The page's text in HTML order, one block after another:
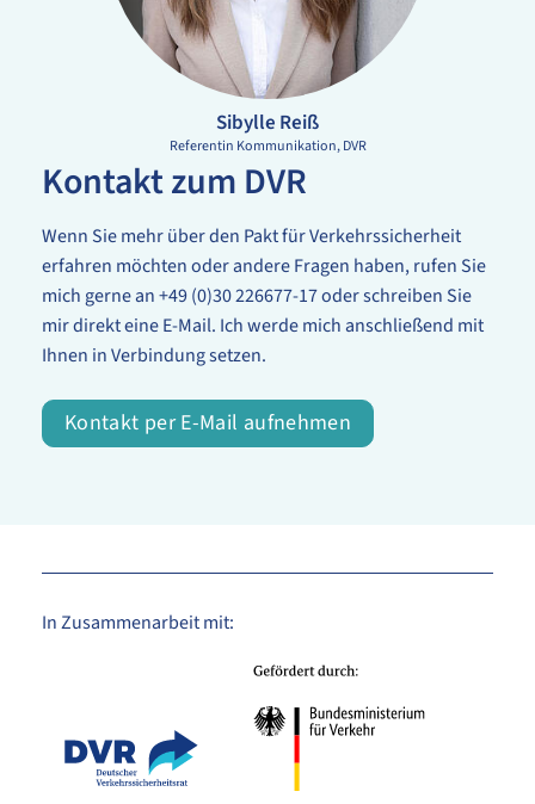
Sibylle Reiß
Referentin Kommunikation DVR
Kontakt zum DVR
Wenn Sie mehr über den Pakt für Verkehrssicherheit
erfahren möchten oder andere Fragen haben, rufen Sie
mich gerne an +49 (0)30 226677-17 oder schreiben Sie
mir direkt eine E-Mail. Ich werde mich anschließend mit
Ihnen in Verbindung setzen.
Kontakt per E-Mail aufnehmen
In Zusammenarbeit mit: